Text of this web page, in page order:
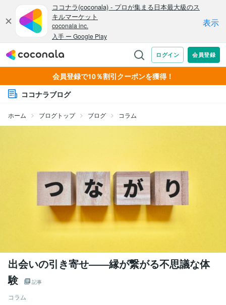
会員登録で10％割引クーポンを獲得！
ココナラブログ
ホーム ブログトップ ブログ コラム
出会いの引き寄せ――縁が繋がる不思議な体
験
記事
コラム